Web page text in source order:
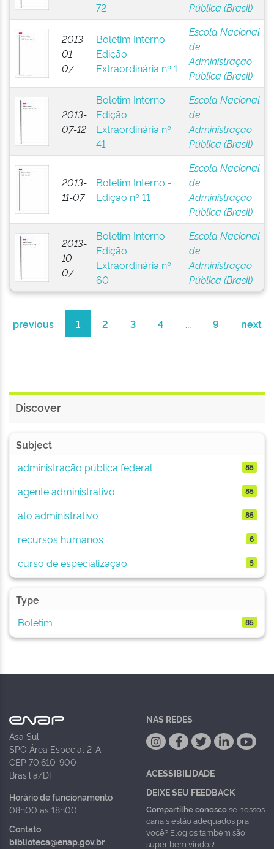
72
Pública (Brasil)
2013-
01-
07
Boletim Interno -
Edição
Extraordinária nº 1
Escola Nacional
de
Administração
Pública (Brasil)
2013-
07-12
Boletim Interno -
Edição
Extraordinária nº
41
Escola Nacional
de
Administração
Pública (Brasil)
2013-
11-07
Boletim Interno -
Edição nº 11
Escola Nacional
de
Administração
Pública (Brasil)
2013-
10-
07
Boletim Interno -
Edição
Extraordinária nº
60
Escola Nacional
de
Administração
Pública (Brasil)
previous 1 2 3 4 ... 9 next
Discover
Subject
administração pública federal
85
agente administrativo 85
ato administrativo 85
recursos humanos 6
curso de especialização 5
Type
Boletim
85
Asa Sul
SPO Área Especial 2-A
CEP 70.610-900
Brasília/DF
Horário de funcionamento
08h00 às 18h00
Contato
biblioteca@enap.gov.br
NAS REDES
ACESSIBILIDADE
DEIXE SEU FEEDBACK
Compartilhe conoscose nossos
canais estão adequados pra
você? Elogios também são
super bem vindos!